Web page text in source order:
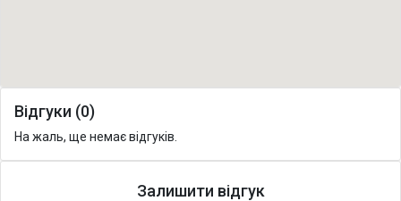
Відгуки (0)
На жаль, ще немає відгуків.
Залишити відгук